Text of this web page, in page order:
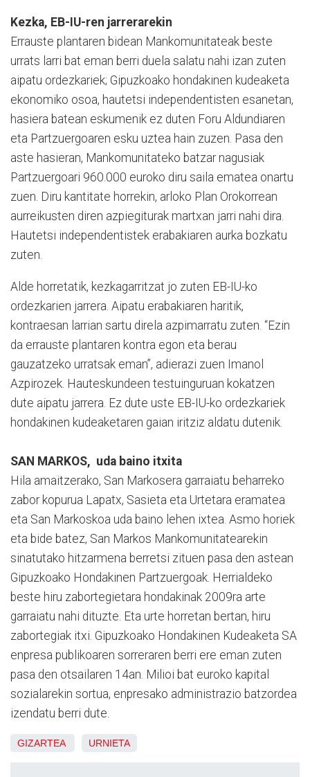
Kezka, EB-IU-ren jarrerarekin
Errauste plantaren bidean Mankomunitateak beste
urrats larri bat eman berri duela salatu nahi izan zuten
aipatu ordezkariek; Gipuzkoako hondakinen kudeaketa
ekonomiko osoa, hautetsi independentisten esanetan,
hasiera batean eskumenik ez duten Foru Aldundiaren
eta Partzuergoaren esku uztea hain zuzen. Pasa den
aste hasieran, Mankomunitateko batzar nagusiak
Partzuergoari 960.000 euroko diru saila ematea onartu
zuen. Diru kantitate horrekin, arloko Plan Orokorrean
aurreikusten diren azpiegiturak martxan jarri nahi dira.
Hautetsi independentistek erabakiaren aurka bozkatu
zuten.
Alde horretatik, kezkagarritzat jo zuten EB-IU-ko
ordezkarien jarrera. Aipatu erabakiaren haritik,
kontraesan larrian sartu direla azpimarratu zuten. “Ezin
da errauste plantaren kontra egon eta berau
gauzatzeko urratsak eman”, adierazi zuen Imanol
Azpirozek. Hauteskundeen testuinguruan kokatzen
dute aipatu jarrera. Ez dute uste EB-IU-ko ordezkariek
hondakinen kudeaketaren gaian iritziz aldatu dutenik.
SAN MARKOS, uda baino itxita
Hila amaitzerako, San Markosera garraiatu beharreko
zabor kopurua Lapatx, Sasieta eta Urtetara eramatea
eta San Markoskoa uda baino lehen ixtea. Asmo horiek
eta bide batez, San Markos Mankomunitatearekin
sinatutako hitzarmena berretsi zituen pasa den astean
Gipuzkoako Hondakinen Partzuergoak. Herrialdeko
beste hiru zabortegietara hondakinak 2009ra arte
garraiatu nahi dituzte. Eta urte horretan bertan, hiru
zabortegiak itxi. Gipuzkoako Hondakinen Kudeaketa SA
enpresa publikoaren sorreraren berri ere eman zuten
pasa den otsailaren 14an. Milioi bat euroko kapital
sozialarekin sortua, enpresako administrazio batzordea
izendatu berri dute.
GIZARTEA URNIETA